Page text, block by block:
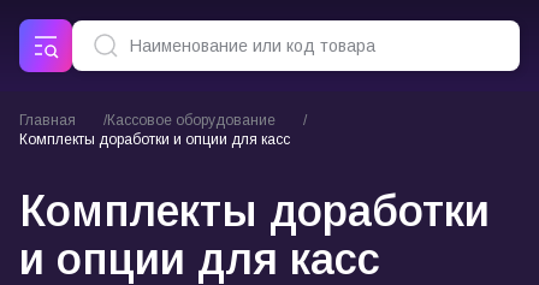
Главная
Кассовое оборудование
Комплекты доработки и опции для касс
Комплекты доработки
и опции для касс